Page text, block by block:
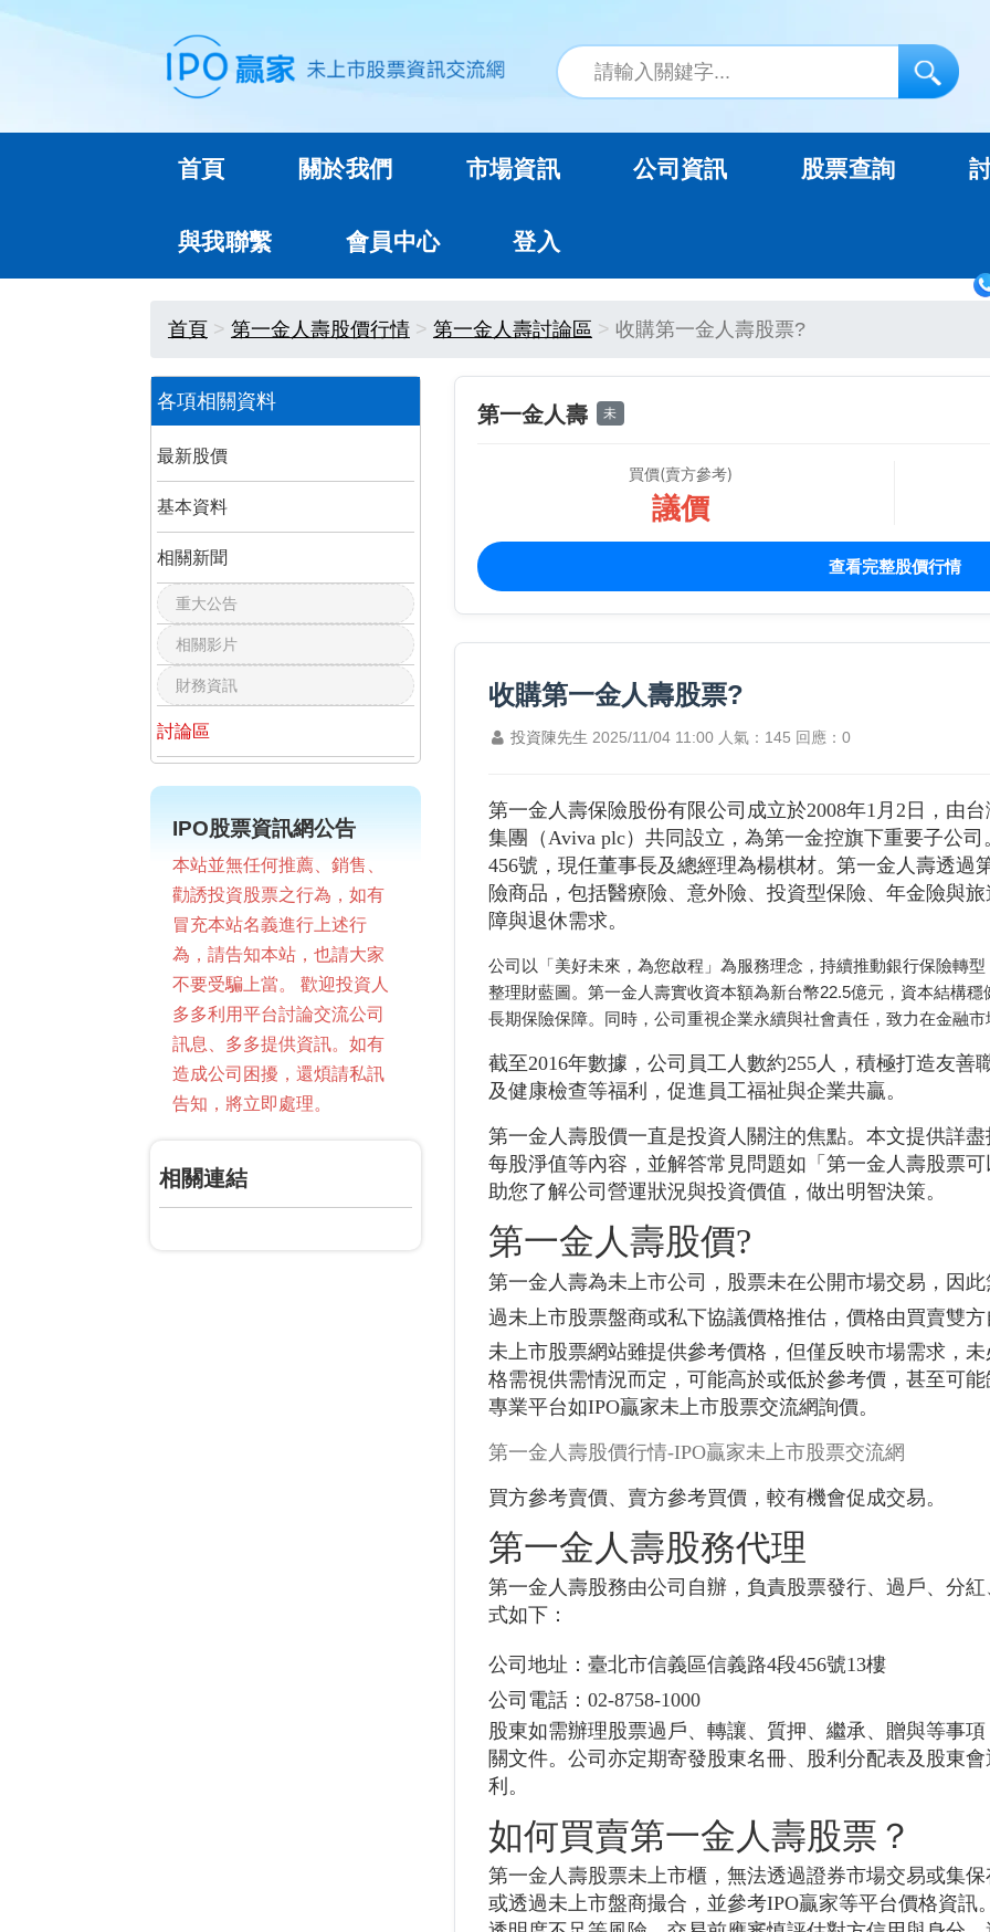
首頁 關於我們 市場資訊 公司資訊 股票查詢
與我聯繫 會員中心 登入
首頁 第一金人壽股價行情 第一金人壽討論區 收購第一金人壽股票?
各項相關資料
最新股價
基本資料
相關新聞
重大公告
相關影片
財務資訊
討論區
IPO股票資訊網公告
本站並無任何推薦、銷售、
勸誘投資股票之行為，如有
冒充本站名義進行上述行
為，請告知本站，也請大家
不要受騙上當。 歡迎投資人
多多利用平台討論交流公司
訊息、多多提供資訊。如有
造成公司困擾，還煩請私訊
告知，將立即處理。
相關連結
第一金人壽 未
買價(賣方參考)
議價
查看完整股價行情
收購第一金人壽股票?
投資陳先生 2025/11/04 11:00 人氣：145 回應：0
第一金人壽保險股份有限公司成立於2008年1月2日，由
集團（Aviva plc）共同設立，為第一金控旗下重要子公
456號，現任董事長及總經理為楊棋材。第一金人壽透過
險商品，包括醫療險、意外險、投資型保險、年金險與
障與退休需求。
公司以「美好未來，為您啟程」為服務理念，持續推動銀行保險轉
整理財藍圖。第一金人壽實收資本額為新台幣22.5億元，資本結構
長期保險保障。同時，公司重視企業永續與社會責任，致力在金融
截至2016年數據，公司員工人數約255人，積極打造友
及健康檢查等福利，促進員工福祉與企業共贏。
第一金人壽股價一直是投資人關注的焦點。本文提供詳
每股淨值等內容，並解答常見問題如「第一金人壽股票
助您了解公司營運狀況與投資價值，做出明智決策。
第一金人壽股價?
第一金人壽為未上市公司，股票未在公開市場交易，因
過未上市股票盤商或私下協議價格推估，價格由買賣雙
未上市股票網站雖提供參考價格，但僅反映市場需求，
格需視供需情況而定，可能高於或低於參考價，甚至可
專業平台如IPO贏家未上市股票交流網詢價。
第一金人壽股價行情-IPO贏家未上市股票交流網
買方參考賣價、賣方參考買價，較有機會促成交易。
第一金人壽股務代理
第一金人壽股務由公司自辦，負責股票發行、過戶、分
式如下：
公司地址：臺北市信義區信義路4段456號13樓
公司電話：02-8758-1000
股東如需辦理股票過戶、轉讓、質押、繼承、贈與等事
關文件。公司亦定期寄發股東名冊、股利分配表及股東
利。
如何買賣第一金人壽股票？
第一金人壽股票未上市櫃，無法透過證券市場交易或集
或透過未上市盤商撮合，並參考IPO贏家等平台價格資